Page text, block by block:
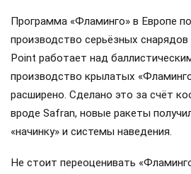
Программа «Фламинго» в Европе
производство серьёзных
Point работает над
производство крылатых
расширено. Сделано это за счёт
вроде Safran, новые ракеты
«начинку» и системы наведения.
Не стоит переоценивать